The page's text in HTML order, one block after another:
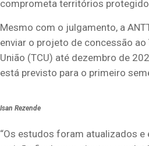
comprometa territórios
Mesmo com o julgamento, a
enviar o projeto de concessão ao
União (TCU) até dezembro de
está previsto para o primeiro
Isan Rezende
“Os estudos foram atualizados